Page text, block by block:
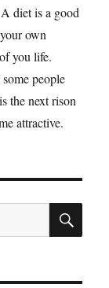
diet is a good
own
you life.
people
the next rison
attractive.